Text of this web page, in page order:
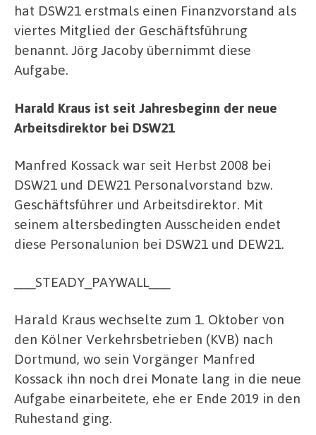
hat DSW21 erstmals einen Finanzvorstand als
viertes Mitglied der Geschäftsführung
benannt. Jörg Jacoby übernimmt diese
Aufgabe.
Harald Kraus ist seit Jahresbeginn der neue
Arbeitsdirektor bei DSW21
Manfred Kossack war seit Herbst 2008 bei
DSW21 und DEW21 Personalvorstand bzw.
Geschäftsführer und Arbeitsdirektor. Mit
seinem altersbedingten Ausscheiden endet
diese Personalunion bei DSW21 und DEW21.
___STEADY_PAYWALL___
Harald Kraus wechselte zum 1. Oktober von
den Kölner Verkehrsbetrieben (KVB) nach
Dortmund, wo sein Vorgänger Manfred
Kossack ihn noch drei Monate lang in die neue
Aufgabe einarbeitete, ehe er Ende 2019 in den
Ruhestand ging.